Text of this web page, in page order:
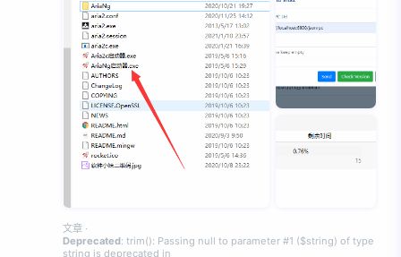
文件分享,复制到直链解析,解析出直链地址解压我们下载
的Aria2,打开Ng启动器打开后如下图显示已连接就说明
OK,接着我们在解析的网页点击推送到Aria,一般默认推送
Rpc地址为:http://localhost:6800/jsonrpc ,token默认
为空如推送失败可以去Aria2网页点击Aria状态查看Rpc
文章 ·
Deprecated: trim(): Passing null to parameter #1 ($string) of type
string is deprecated in